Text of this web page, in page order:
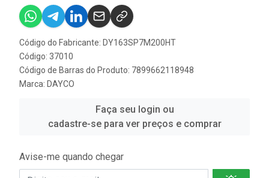
Código do Fabricante: DY163SP7M200HT
Código: 37010
Código de Barras do Produto: 7899662118948
Marca: DAYCO
Faça seu login ou
cadastre-se para ver preços e comprar
Avise-me quando chegar